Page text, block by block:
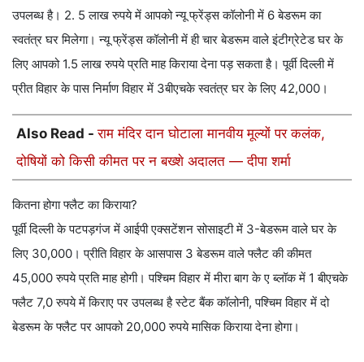
उपलब्ध है। 2. 5 लाख रुपये में आपको न्यू फ्रेंड्स कॉलोनी में 6 बेडरूम का
स्वतंत्र घर मिलेगा। न्यू फ्रेंड्स कॉलोनी में ही चार बेडरूम वाले इंटीग्रेटेड घर के
लिए आपको 1.5 लाख रुपये प्रति माह किराया देना पड़ सकता है। पूर्वी दिल्ली में
प्रीत विहार के पास निर्माण विहार में 3बीएचके स्वतंत्र घर के लिए 42,000।
Also Read -राम मंदिर दान घोटाला मानवीय मूल्यों पर कलंक,
दोषियों को किसी कीमत पर न बख्शे अदालत — दीपा शर्मा
कितना होगा फ्लैट का किराया?
पूर्वी दिल्ली के पटपड़गंज में आईपी एक्सटेंशन सोसाइटी में 3-बेडरूम वाले घर के
लिए 30,000। प्रीति विहार के आसपास 3 बेडरूम वाले फ्लैट की कीमत
45,000 रुपये प्रति माह होगी। पश्चिम विहार में मीरा बाग के ए ब्लॉक में 1 बीएचके
फ्लैट 7,0 रुपये में किराए पर उपलब्ध है स्टेट बैंक कॉलोनी, पश्चिम विहार में दो
बेडरूम के फ्लैट पर आपको 20,000 रुपये मासिक किराया देना होगा।